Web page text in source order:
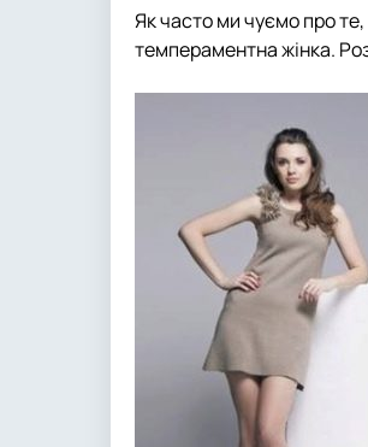
Як часто ми чуємо про
темпераментна жінка.